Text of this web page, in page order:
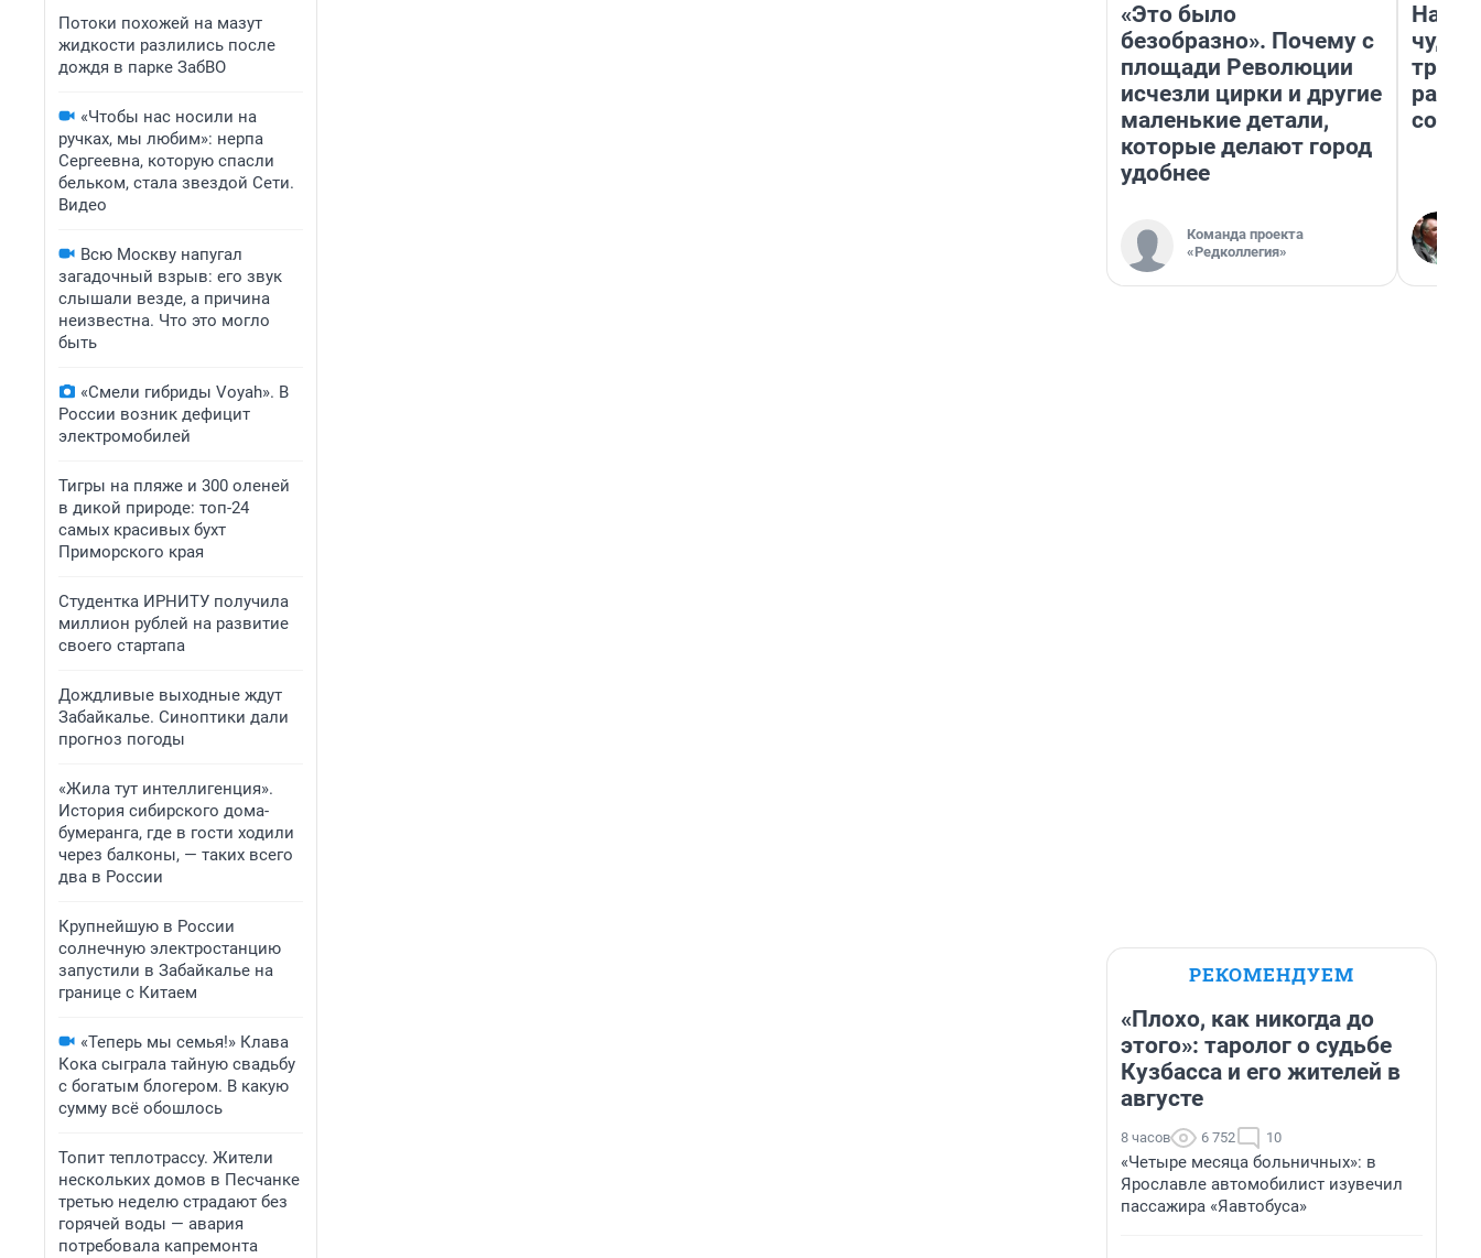
Потоки похожей на мазут
жидкости разлились после
дождя в парке ЗабВО
«Чтобы нас носили на
ручках, мы любим»: нерпа
Сергеевна, которую спасли
бельком, стала звездой Сети.
Видео
Всю Москву напугал
загадочный взрыв: его звук
слышали везде, а причина
неизвестна. Что это могло
быть
«Смели гибриды Voyah». В
России возник дефицит
электромобилей
Тигры на пляже и 300 оленей
в дикой природе: топ-24
самых красивых бухт
Приморского края
Студентка ИРНИТУ получила
миллион рублей на развитие
своего стартапа
Дождливые выходные ждут
Забайкалье. Синоптики дали
прогноз погоды
«Жила тут интеллигенция».
История сибирского дома-
бумеранга, где в гости ходили
через балконы, — таких всего
два в России
Крупнейшую в России
солнечную электростанцию
запустили в Забайкалье на
границе с Китаем
«Теперь мы семья!» Клава
Кока сыграла тайную свадьбу
с богатым блогером. В какую
сумму всё обошлось
Топит теплотрассу. Жители
нескольких домов в Песчанке
третью неделю страдают без
горячей воды — авария
потребовала капремонта
«Это было
безобразно». Почему с
площади Революции
исчезли цирки и другие
маленькие детали,
которые делают город
удобнее
Команда проекта
«Редколлегия»
РЕКОМЕНДУЕМ
«Плохо, как никогда до
этого»: таролог о судьбе
Кузбасса и его жителей в
августе
8 часов 6 752 10
«Четыре месяца больничных»: в
Ярославле автомобилист изувечил
пассажира «Яавтобуса»